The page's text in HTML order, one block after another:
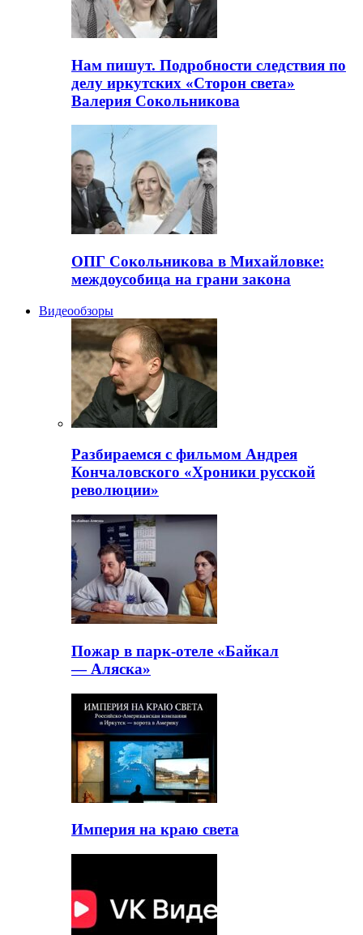
Нам пишут. Подробности следствия по
делу иркутских «Сторон света»
Валерия Сокольникова
ОПГ Сокольникова в Михайловке:
междоусобица на грани закона
Видеообзоры
Разбираемся с фильмом Андрея
Кончаловского «Хроники русской
революции»
Пожар в парк-отеле «Байкал
— Аляска»
Империя на краю света